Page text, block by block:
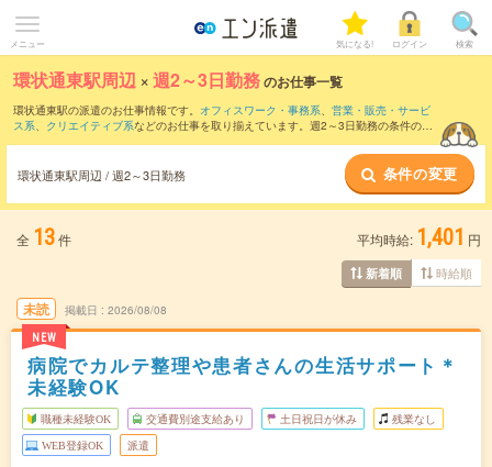
メニュー 気になる! ログイン 検索
環状通東駅周辺 ×週2～3日勤務のお仕事一覧
環状通東駅の派遣のお仕事情報です。 オフィスワーク・事務系、 営業・販売・サービ
ス系、 クリエイティブ系などのお仕事を取り揃えています。週2～3日勤務の条件の他
環状通東駅周辺 / 週2～3日勤務 条件の変更
全 13件 平均時給: 1,401 円
新着順 時給順
未読
NEW
掲載日 2026/08/08
病院でカルテ整理や患者さんの生活サポート＊
未経験OK
職種未経験OK 交通費別途支給あり 土日祝日が休み 残業なし
WEB登録OK 派遣